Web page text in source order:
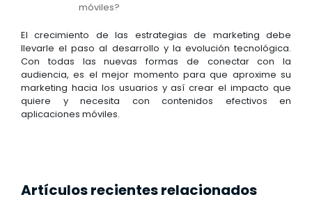
móviles?
El crecimiento de las estrategias de marketing debe
llevarle el paso al desarrollo y la evolución tecnológica.
Con todas las nuevas formas de conectar con la
audiencia, es el mejor momento para que aproxime su
marketing hacia los usuarios y así crear el impacto que
quiere y necesita con contenidos efectivos en
aplicaciones móviles.
Artículos recientes relacionados